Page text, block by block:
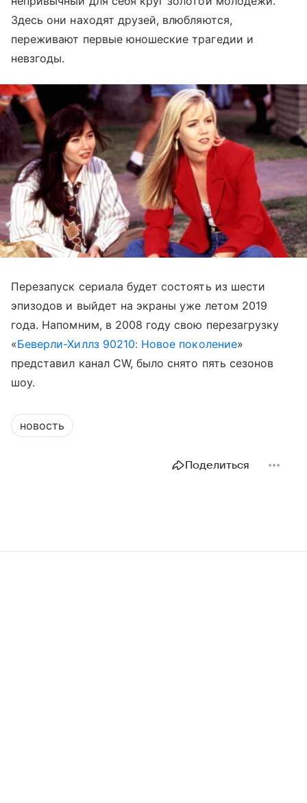
Здесь они находят друзей, влюбляются,
переживают первые юношеские трагедии и
невзгоды.
Перезапуск сериала будет состоять из шести
эпизодов и выйдет на экраны уже летом 2019
года. Напомним, в 2008 году свою перезагрузку
«Беверли-Хиллз 90210: Новое поколение»
представил канал CW, было снято пять сезонов
шоу.
новость
Поделиться